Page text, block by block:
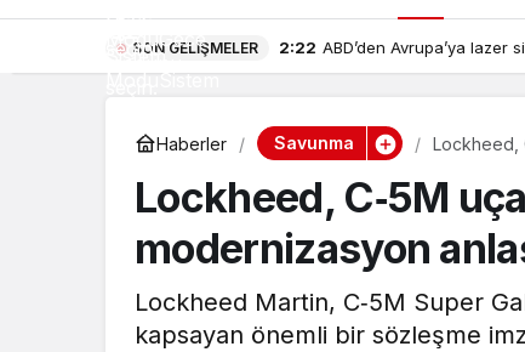
modunu
seçin.
Gece
ModuGece
Sistem
ModuSistem
seçin.
SON GELIŞMELER 2:22 ABD’den Avrupa’ya lazer
Haberler Savunma Lockheed,
Lockheed, C‑5M
modernizasyon
Lockheed Martin, C‑5M Super
kapsayan önemli bir sözleşme